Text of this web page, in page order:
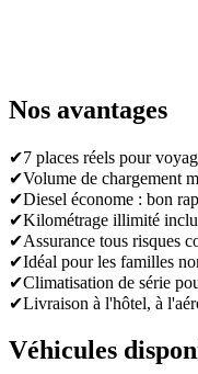
Nos avantages
✔7 places réels pour
✔Volume de chargement
✔Diesel économe : bon
✔Kilométrage illimité
✔Assurance tous risques
✔Idéal pour les familles
✔Climatisation de série
✔Livraison à l'hôtel, à
Véhicules